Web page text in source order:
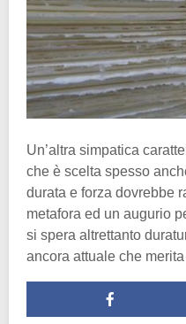
Un’altra simpatica
che è scelta spesso
durata e forza dovrebbe
metafora ed un augurio
si spera altrettanto
ancora attuale che